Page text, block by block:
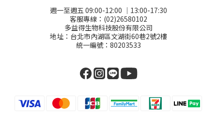
週一至週五 09:00-12:00 │13:00-17:30
客服專線：(02)26580102
多益得生物科技股份有限公司
地址：台北市內湖區文湖街60巷2號2樓
統一編號：80203533